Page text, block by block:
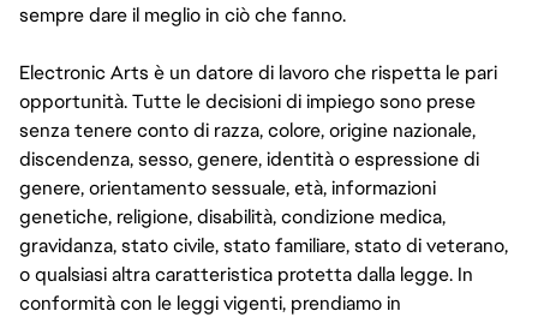
sempre dare il meglio in ciò che fanno.
Electronic Arts è un datore di lavoro che rispetta le pari
opportunità. Tutte le decisioni di impiego sono prese
senza tenere conto di razza, colore, origine nazionale,
discendenza, sesso, genere, identità o espressione di
genere, orientamento sessuale, età, informazioni
genetiche, religione, disabilità, condizione medica,
gravidanza, stato civile, stato familiare, stato di veterano,
o qualsiasi altra caratteristica protetta dalla legge. In
conformità con le leggi vigenti, prendiamo in